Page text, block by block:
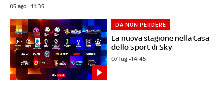
05 ago - 11:35
La nuova stagione nella Casa
dello Sport di Sky
DA NON PERDERE
07 lug - 14:45